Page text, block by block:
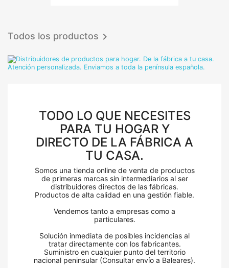
Todos los productos 
TODO LO QUE NECESITES
PARA TU HOGAR Y
DIRECTO DE LA FÁBRICA A
TU CASA.
Somos una tienda online de venta de productos
de primeras marcas sin intermediarios al ser
distribuidores directos de las fábricas.
Productos de alta calidad en una gestión fiable.
Vendemos tanto a empresas como a
particulares.
Solución inmediata de posibles incidencias al
tratar directamente con los fabricantes.
Suministro en cualquier punto del territorio
nacional peninsular (Consultar envío a Baleares).